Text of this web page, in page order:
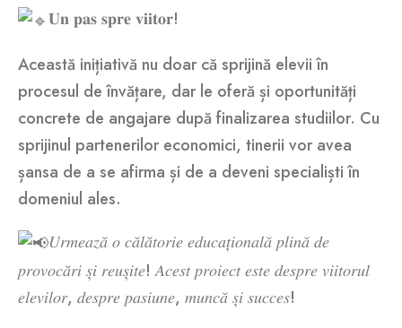
𝐔𝐧 𝐩𝐚𝐬 𝐬𝐩𝐫𝐞 𝐯𝐢𝐢𝐭𝐨𝐫!
Această inițiativă nu doar că sprijină elevii în
procesul de învățare, dar le oferă și oportunități
concrete de angajare după finalizarea studiilor. Cu
sprijinul partenerilor economici, tinerii vor avea
șansa de a se afirma și de a deveni specialiști în
domeniul ales.
𝑈𝑟𝑚𝑒𝑎𝑧𝑎̆ 𝑜 𝑐𝑎̆𝑙𝑎̆𝑡𝑜𝑟𝑖𝑒 𝑒𝑑𝑢𝑐𝑎𝑡̦𝑖𝑜𝑛𝑎𝑙𝑎̆ 𝑝𝑙𝑖𝑛𝑎̆ 𝑑𝑒
𝑝𝑟𝑜𝑣𝑜𝑐𝑎̆𝑟𝑖 𝑠̦𝑖 𝑟𝑒𝑢𝑠̦𝑖𝑡𝑒! 𝐴𝑐𝑒𝑠𝑡 𝑝𝑟𝑜𝑖𝑒𝑐𝑡 𝑒𝑠𝑡𝑒 𝑑𝑒𝑠𝑝𝑟𝑒 𝑣𝑖𝑖𝑡𝑜𝑟𝑢𝑙
𝑒𝑙𝑒𝑣𝑖𝑙𝑜𝑟, 𝑑𝑒𝑠𝑝𝑟𝑒 𝑝𝑎𝑠𝑖𝑢𝑛𝑒, 𝑚𝑢𝑛𝑐𝑎̆ 𝑠̦𝑖 𝑠𝑢𝑐𝑐𝑒𝑠!